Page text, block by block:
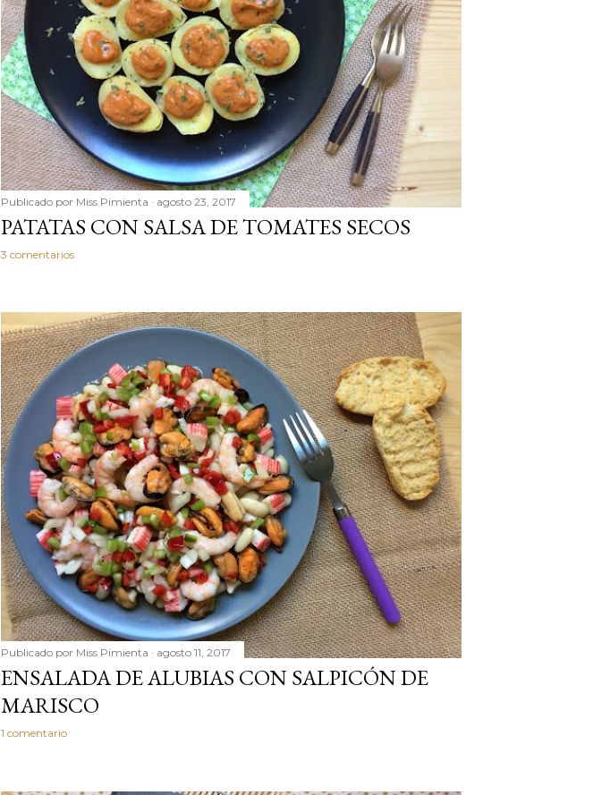
Publicado por Miss Pimienta agosto 23, 2017
PATATAS CON SALSA DE TOMATES SECOS
3 comentarios
Publicado por Miss Pimienta agosto 11, 2017
ENSALADA DE ALUBIAS CON SALPICÓN DE
MARISCO
1 comentario